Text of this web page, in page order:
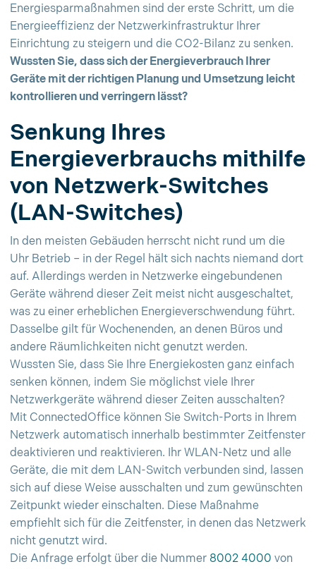
Energiesparmaßnahmen sind der erste Schritt, um die
Energieeffizienz der Netzwerkinfrastruktur Ihrer
Einrichtung zu steigern und die CO2-Bilanz zu senken.
Wussten Sie, dass sich der Energieverbrauch Ihrer
Geräte mit der richtigen Planung und Umsetzung leicht
kontrollieren und verringern lässt?
Senkung Ihres
Energieverbrauchs mithilfe
von Netzwerk-Switches
(LAN-Switches)
In den meisten Gebäuden herrscht nicht rund um die
Uhr Betrieb – in der Regel hält sich nachts niemand dort
auf. Allerdings werden in Netzwerke eingebundenen
Geräte während dieser Zeit meist nicht ausgeschaltet,
was zu einer erheblichen Energieverschwendung führt.
Dasselbe gilt für Wochenenden, an denen Büros und
andere Räumlichkeiten nicht genutzt werden.
Wussten Sie, dass Sie Ihre Energiekosten ganz einfach
senken können, indem Sie möglichst viele Ihrer
Netzwerkgeräte während dieser Zeiten ausschalten?
Mit ConnectedOffice können Sie Switch-Ports in Ihrem
Netzwerk automatisch innerhalb bestimmter Zeitfenster
deaktivieren und reaktivieren. Ihr WLAN-Netz und alle
Geräte, die mit dem LAN-Switch verbunden sind, lassen
sich auf diese Weise ausschalten und zum gewünschten
Zeitpunkt wieder einschalten. Diese Maßnahme
empfiehlt sich für die Zeitfenster, in denen das Netzwerk
nicht genutzt wird.
Die Anfrage erfolgt über die Nummer 8002 4000 von